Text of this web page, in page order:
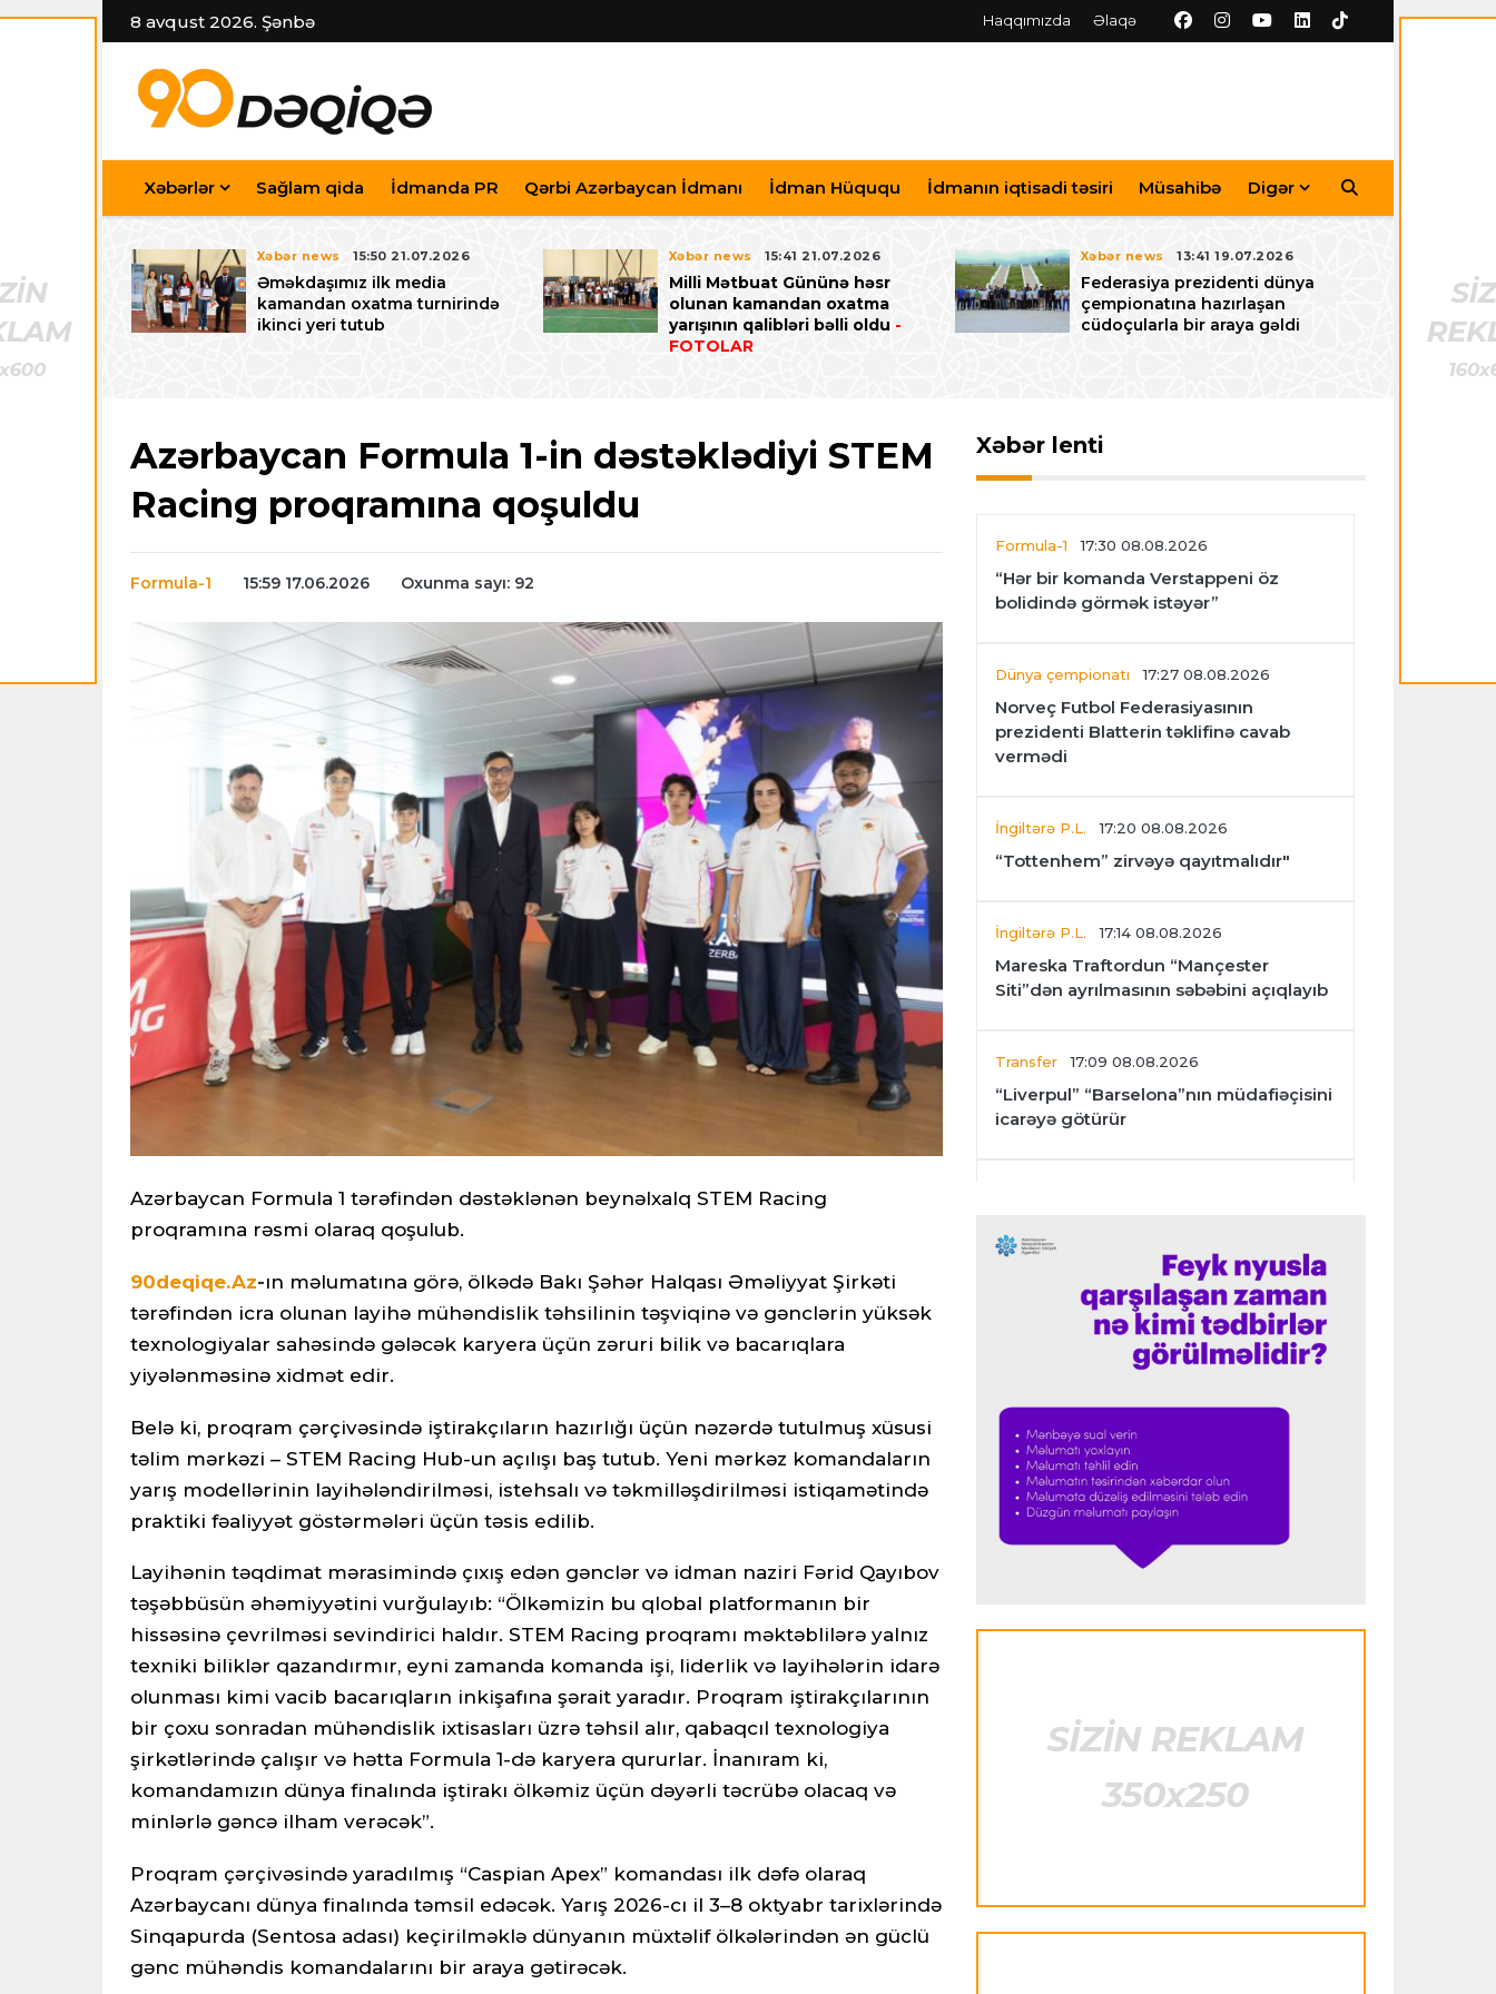
8 avqust 2026. Şənbə Haqqımızda Əlaqə
Xəbərlər Sağlam qida İdmanda PR Qərbi Azərbaycan İdmanı İdman Hüququ İdmanın iqtisadi təsiri Müsahibə Digər
U-15
festivalı ilə
Xəbər news 15:50 21.07.2026
Əməkdaşımız ilk media
kamandan oxatma turnirində
ikinci yeri tutub
Xəbər news 15:41 21.07.2026
Milli Mətbuat Gününə həsr
olunan kamandan oxatma
yarışının qalibləri bəlli oldu -
FOTOLAR
Xəbər news 13:41 19.07.2026
Federasiya prezidenti dünya
çempionatına hazırlaşan
cüdoçularla bir araya gəldi
Azərbaycan Formula 1-in dəstəklədiyi STEM
Racing proqramına qoşuldu
Formula-1 15:59 17.06.2026 Oxunma sayı: 92
Azərbaycan Formula 1 tərəfindən dəstəklənən beynəlxalq STEM Racing
proqramına rəsmi olaraq qoşulub.
90deqiqe.Az-ın məlumatına görə, ölkədə Bakı Şəhər Halqası Əməliyyat Şirkəti
tərəfindən icra olunan layihə mühəndislik təhsilinin təşviqinə və gənclərin yüksək
texnologiyalar sahəsində gələcək karyera üçün zəruri bilik və bacarıqlara
yiyələnməsinə xidmət edir.
Belə ki, proqram çərçivəsində iştirakçıların hazırlığı üçün nəzərdə tutulmuş xüsusi
təlim mərkəzi – STEM Racing Hub-un açılışı baş tutub. Yeni mərkəz komandaların
yarış modellərinin layihələndirilməsi, istehsalı və təkmilləşdirilməsi istiqamətində
praktiki fəaliyyət göstərmələri üçün təsis edilib.
Layihənin təqdimat mərasimində çıxış edən gənclər və idman naziri Fərid Qayıbov
təşəbbüsün əhəmiyyətini vurğulayıb: “Ölkəmizin bu qlobal platformanın bir
hissəsinə çevrilməsi sevindirici haldır. STEM Racing proqramı məktəblilərə yalnız
texniki biliklər qazandırmır, eyni zamanda komanda işi, liderlik və layihələrin idarə
olunması kimi vacib bacarıqların inkişafına şərait yaradır. Proqram iştirakçılarının
bir çoxu sonradan mühəndislik ixtisasları üzrə təhsil alır, qabaqcıl texnologiya
şirkətlərində çalışır və hətta Formula 1-də karyera qururlar. İnanıram ki,
komandamızın dünya finalında iştirakı ölkəmiz üçün dəyərli təcrübə olacaq və
minlərlə gəncə ilham verəcək”.
Proqram çərçivəsində yaradılmış “Caspian Apex” komandası ilk dəfə olaraq
Azərbaycanı dünya finalında təmsil edəcək. Yarış 2026-cı il 3–8 oktyabr tarixlərində
Sinqapurda (Sentosa adası) keçirilməklə dünyanın müxtəlif ölkələrindən ən güclü
gənc mühəndis komandalarını bir araya gətirəcək.
Xəbər lenti
Formula-1 17:30 08.08.2026
“Hər bir komanda Verstappeni öz
bolidində görmək istəyər”
Dünya çempionatı 17:27 08.08.2026
Norveç Futbol Federasiyasının
prezidenti Blatterin təklifinə cavab
vermədi
İngiltərə P.L. 17:20 08.08.2026
“Tottenhem” zirvəyə qayıtmalıdır"
İngiltərə P.L. 17:14 08.08.2026
Mareska Traftordun “Mançester
Siti”dən ayrılmasının səbəbini açıqlayıb
Transfer 17:09 08.08.2026
“Liverpul” “Barselona”nın müdafiəçisini
icarəyə götürür
mənim üçün böyük imtiyazdır”
17:02 08.08.2026
“Fənərbağça” Lukaku üçün “Napoli” ilə
Transfer 17:01 08.08.2026
“Atletiko”nun müdafiəçisi İngiltərə
klubuna keçir
hədəflərini açıqladı
Simeone Xulian Alvaresin